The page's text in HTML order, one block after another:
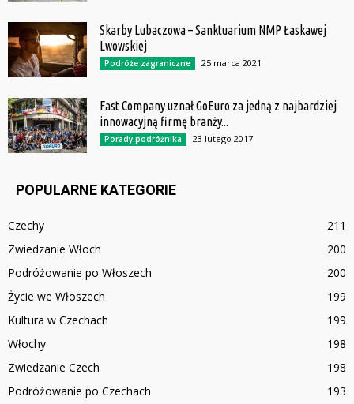
Skarby Lubaczowa – Sanktuarium NMP Łaskawej
Lwowskiej
Podróże zagraniczne 25 marca 2021
Fast Company uznał GoEuro za jedną z najbardziej
innowacyjną firmę branży...
Porady podróżnika 23 lutego 2017
POPULARNE KATEGORIE
Czechy
211
Zwiedzanie Włoch
200
Podróżowanie po Włoszech
200
Życie we Włoszech
199
Kultura w Czechach
199
Włochy
198
Zwiedzanie Czech
198
Podróżowanie po Czechach
193